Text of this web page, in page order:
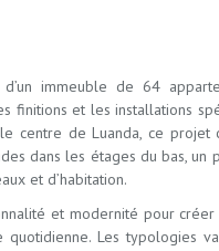
immeuble de 64
finitions et les installations
centre de Luanda, ce projet
dans les étages du bas, un
et d’habitation.
et modernité pour
Les typologies